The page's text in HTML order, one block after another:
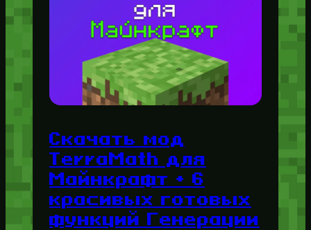
Скачать мод
TerraMath для
Майнкрафт + 6
красивых готовых
функций Генерации